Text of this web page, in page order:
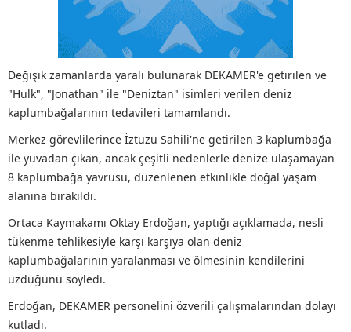
Değişik zamanlarda yaralı bulunarak DEKAMER'e getirilen ve
"Hulk", "Jonathan" ile "Deniztan" isimleri verilen deniz
kaplumbağalarının tedavileri tamamlandı.
Merkez görevlilerince İztuzu Sahili'ne getirilen 3 kaplumbağa
ile yuvadan çıkan, ancak çeşitli nedenlerle denize ulaşamayan
8 kaplumbağa yavrusu, düzenlenen etkinlikle doğal yaşam
alanına bırakıldı.
Ortaca Kaymakamı Oktay Erdoğan, yaptığı açıklamada, nesli
tükenme tehlikesiyle karşı karşıya olan deniz
kaplumbağalarının yaralanması ve ölmesinin kendilerini
üzdüğünü söyledi.
Erdoğan, DEKAMER personelini özverili çalışmalarından dolayı
kutladı.